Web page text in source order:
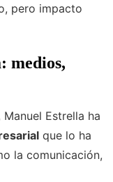
pero impacto
medios,
Estrella ha
que lo ha
la comunicación,